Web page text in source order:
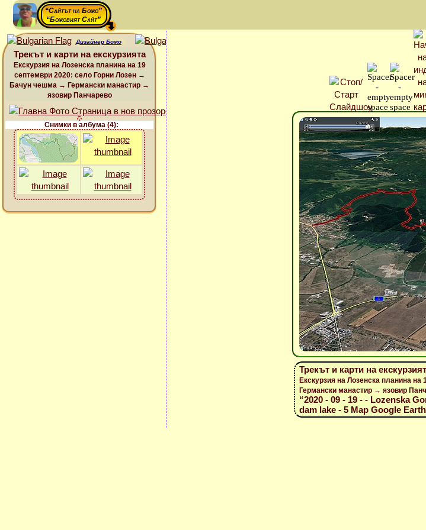
“Сайтът на Божо”
“Божовият Сайт”
Дизайнер Божо
Трекът и карти на екскурзията
Екскурзия на Лозенска планина на 19
септември 2020: село Горни Лозен →
Бачун чешма → Германски манастир →
язовир Панчарево
Снимки в албума (4):
Трекът и карти на
Екскурзия на Лозенска планина
Германски манастир → язовир
“2020 - 09 - 19 - - Lozenska
dam lake - 5 Map Google